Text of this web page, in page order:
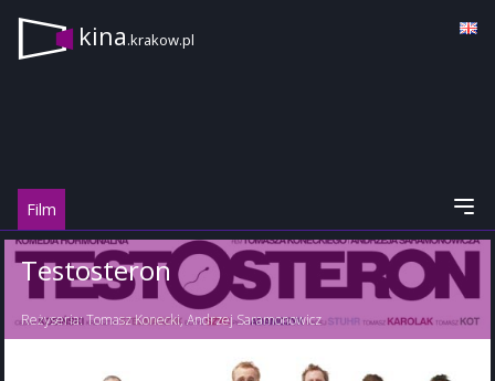
kina.krakow.pl
Film
Testosteron
Reżyseria:Tomasz Konecki,Andrzej Saramonowicz